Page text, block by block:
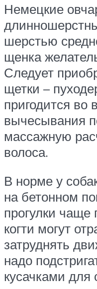
Немецкие
шерстью
щенка
Следует
щетки –
пригодится во
вычесывания
массажную
волоса.
В норме у
на бетонном
прогулки чаще
когти могут
затруднять
надо
кусачками для